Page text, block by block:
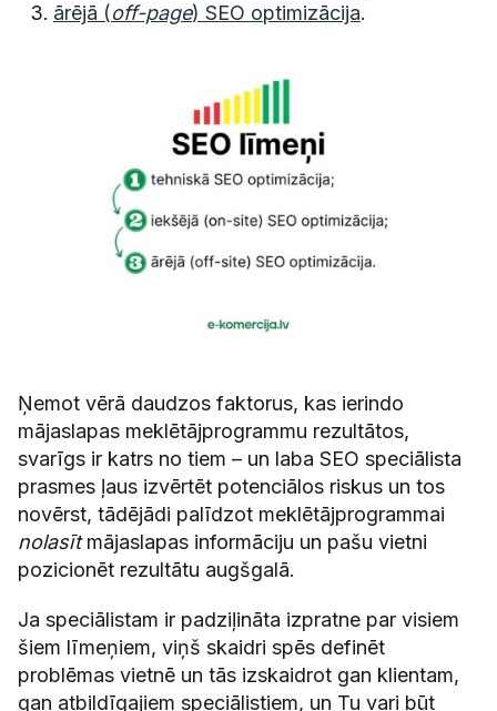
ārējā (off-page) SEO optimizācija.
Ņemot vērā daudzos faktorus, kas ierindo
mājaslapas meklētājprogrammu rezultātos,
svarīgs ir katrs no tiem – un laba SEO speciālista
prasmes ļaus izvērtēt potenciālos riskus un tos
novērst, tādējādi palīdzot meklētājprogrammai
nolasītmājaslapas informāciju un pašu vietni
pozicionēt rezultātu augšgalā.
Ja speciālistam ir padziļināta izpratne par visiem
šiem līmeņiem, viņš skaidri spēs definēt
problēmas vietnē un tās izskaidrot gan klientam,
gan atbildīgajiem speciālistiem, un Tu vari būt